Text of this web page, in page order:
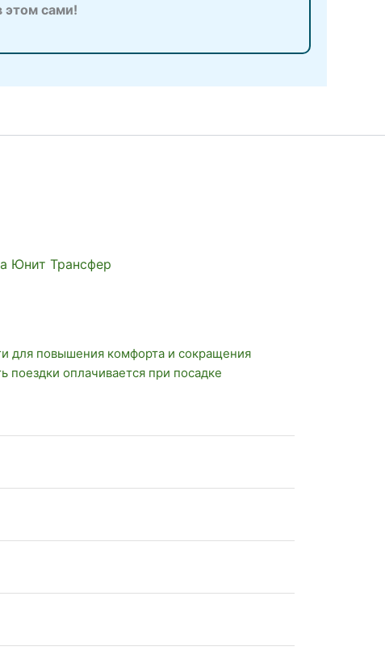
этом сами!
Юнит Трансфер
для повышения комфорта и сокращения
поездки оплачивается при посадке